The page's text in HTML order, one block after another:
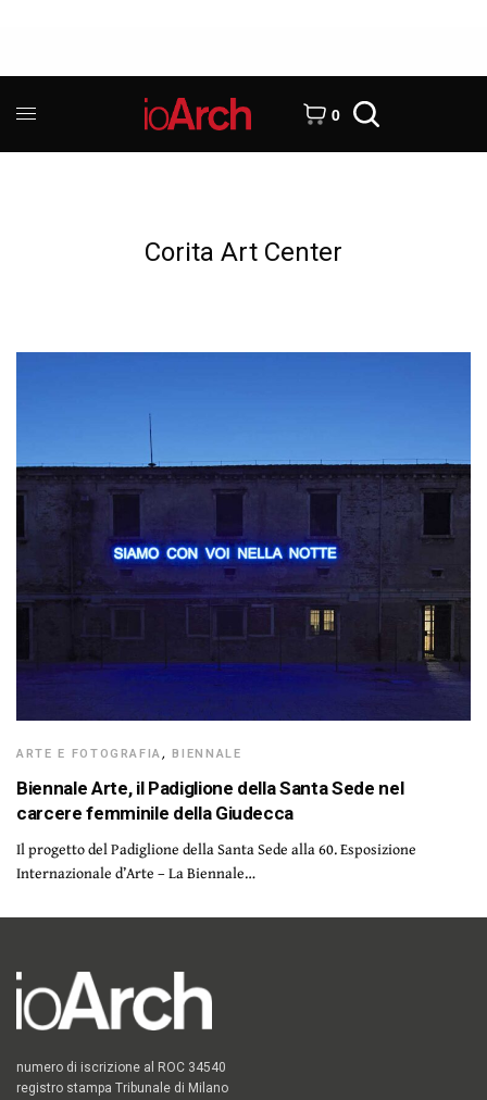
0
Corita Art Center
ARTE E FOTOGRAFIA,BIENNALE
Biennale Arte, il Padiglione della Santa Sede nel
carcere femminile della Giudecca
Il progetto del Padiglione della Santa Sede alla 60. Esposizione
Internazionale d’Arte – La Biennale…
numero di iscrizione al ROC 34540
registro stampa Tribunale di Milano